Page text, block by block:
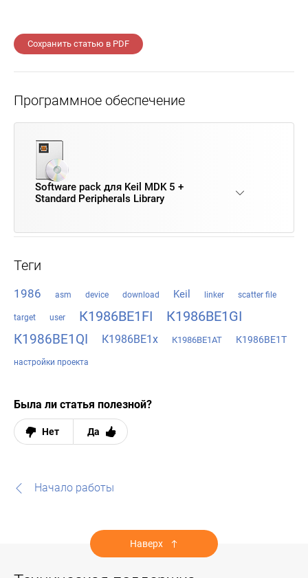
Сохранить статью в PDF
Программное обеспечение
Software pack для Keil MDK 5 +
Standard Peripherals Library
Теги
1986 asm device download Keil linker scatter file
target user К1986ВЕ1FI К1986ВЕ1GI
К1986ВЕ1QI К1986ВЕ1x К1986ВЕ1АТ К1986ВЕ1Т
настройки проекта
Была ли статья полезной?
Нет Да
Начало работы
Наверх